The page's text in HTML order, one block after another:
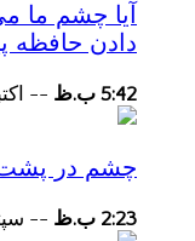
آیا چشم ما
دادن حافظه
5:42 ب.ظ -- اکتبر
چشم در
2:23 ب.ظ --